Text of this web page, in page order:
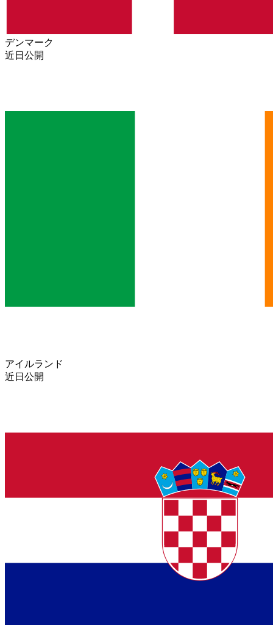
デンマーク
近日公開
アイルランド
近日公開